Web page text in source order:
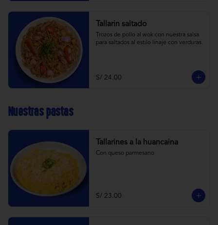
Tallarin saltado
Trozos de pollo al wok con nuestra salsa
para saltados al estilo linaje con verduras.
S/ 24.00
Nuestras pastas
Tallarines a la huancaina
Con queso parmesano
S/ 23.00